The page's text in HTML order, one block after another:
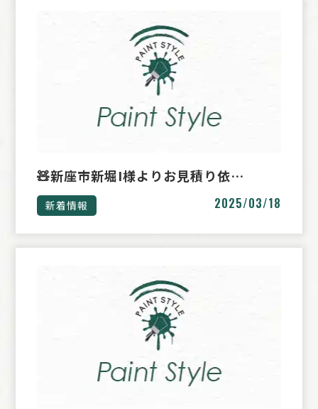
🧸新座市新堀I様よりお見積り依…
新着情報 2025/03/18